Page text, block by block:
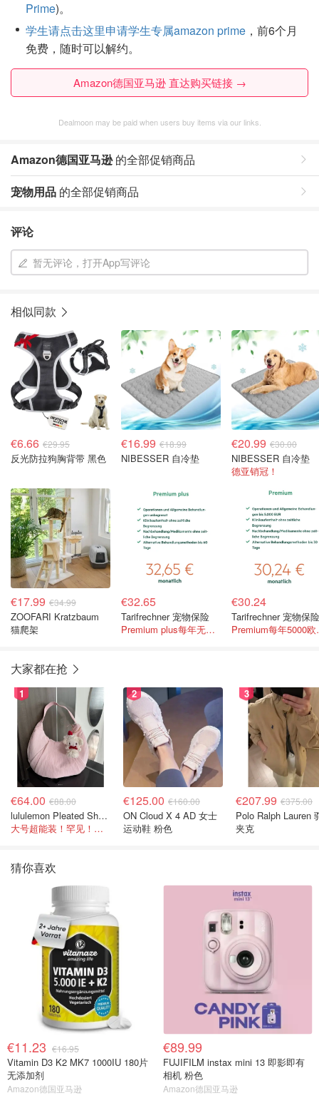
Prime)。
学生请点击这里申请学生专属amazon prime ，前6个月
免费，随时可以解约。
Amazon德国亚马逊 直达购买链接 →
Dealmoon may be paid when users buy items via our links.
Amazon德国亚马逊的全部促销商品
宠物用品 的全部促销商品
评论
暂无评论，打开App写评论
相似同款
€6.66 €29.95
反光防拉狗胸背带 黑色
€16.99 €18.99
NIBESSER 自冷垫
€20.99 €30.00
NIBESSER 自冷垫
德亚销冠！
€17.99 €34.99
ZOOFARI Kratzbaum
猫爬架
€32.65
Tarifrechner 宠物保险
Premium plus每年无上限
€30.24
Tarifrechner 宠物保险
大家都在抢
1
€64.00 €88.00
lululemon Pleated Shoulder Bag 10L 单肩包
大号超能装！罕见！@- Scarlett
2
€125.00 €160.00
ON Cloud X 4 AD 女士
运动鞋 粉色
3
€207.99 €375.00
Polo Ralph Lauren
夹克
猜你喜欢
€11.23 €16.95
Vitamin D3 K2 MK7 1000IU 180片
无添加剂
Amazon德国亚马逊
€89.99
FUJIFILM instax mini 13 即影即有
相机 粉色
Amazon德国亚马逊